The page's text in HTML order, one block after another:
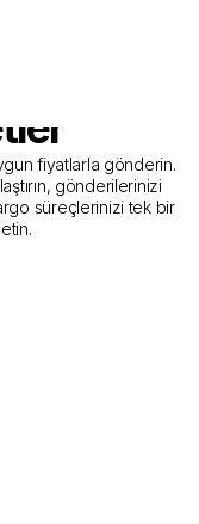
Sunan
fiyatlarla gönderin.
gönderilerinizi
süreçlerinizi tek bir